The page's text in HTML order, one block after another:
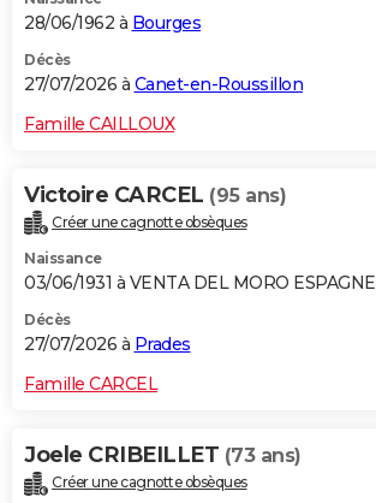
28/06/1962 à Bourges
Décès
27/07/2026 à Canet-en-Roussillon
Famille CAILLOUX
Victoire CARCEL (95 ans)
Créer une cagnotte obsèques
Naissance
03/06/1931 à VENTA DEL MORO ESPAGNE
Décès
27/07/2026 à Prades
Famille CARCEL
Joele CRIBEILLET (73 ans)
Créer une cagnotte obsèques